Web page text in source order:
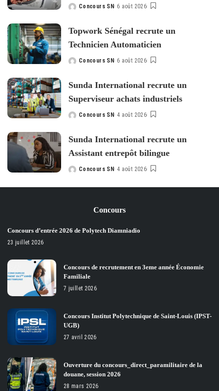
Posted
Concours SN 6 août 2026
Topwork Sénégal recrute un
Technicien Automaticien
Posted
Concours SN 6 août 2026
Sunda International recrute un
Superviseur achats industriels
Posted
Concours SN 4 août 2026
Sunda International recrute un
Assistant entrepôt bilingue
Posted
Concours SN 4 août 2026
Concours
Concours d’entrée 2026 de Polytech Diamniadio
23 juillet 2026
Concours de recrutement en 3eme année Économie
Familiale
7 juillet 2026
Concours Institut Polytechnique de Saint-Louis (IPST-
UGB)
27 avril 2026
Ouverture du concours_direct_paramilitaire de la
douane, session 2026
28 mars 2026